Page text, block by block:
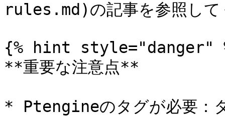
rules.md)の記事を参照して
{% hint style="danger"
**重要な注意点**
* Ptengineのタグが必要：